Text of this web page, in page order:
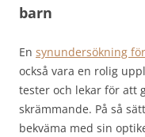
barn
En synundersökning
också vara en rolig
tester och lekar för att
skrämmande. På så
bekväma med sin